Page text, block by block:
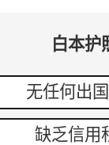
白本护
无任何出
缺乏信用